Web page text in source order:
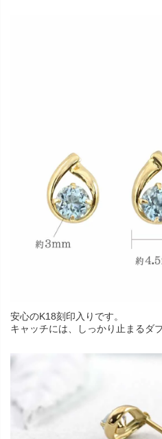
安心のK18刻印入りです。
キャッチには、しっかり止まるダ